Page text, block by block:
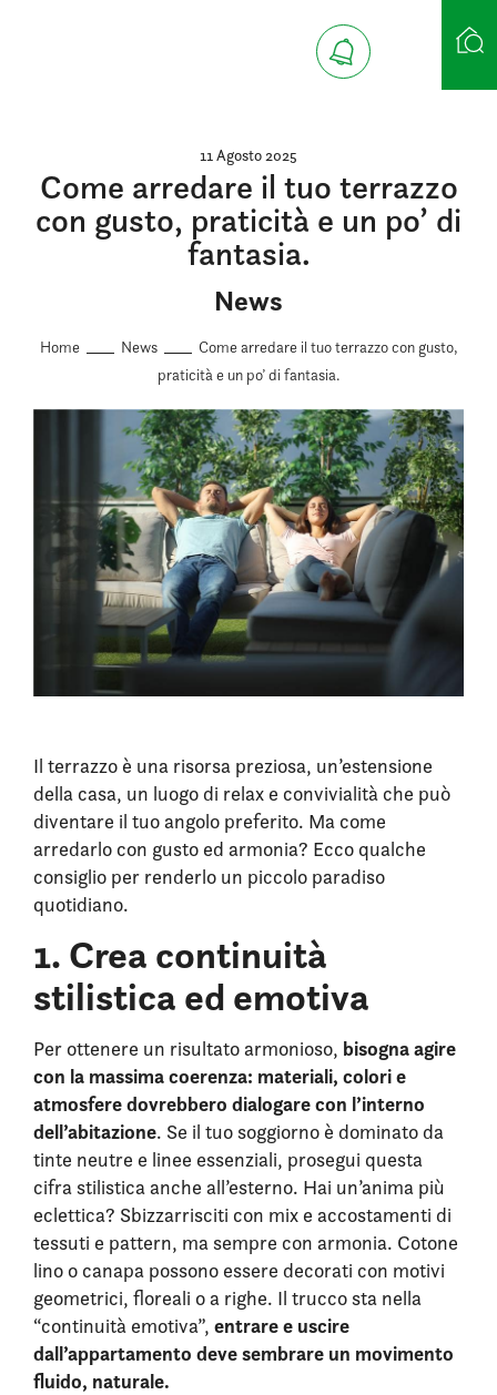
Ricerca case
11 Agosto 2025
Come arredare il tuo terrazzo
con gusto, praticità e un po’ di
fantasia.
News
Home News
Come arredare il tuo terrazzo con gusto,
praticità e un po’ di fantasia.
Il terrazzo è una risorsa preziosa, un’estensione
della casa, un luogo di relax e convivialità che può
diventare il tuo angolo preferito. Ma come
arredarlo con gusto ed armonia? Ecco qualche
consiglio per renderlo un piccolo paradiso
quotidiano.
1. Crea continuità
stilistica ed emotiva
Per ottenere un risultato armonioso, bisogna agire
con la massima coerenza: materiali, colori e
atmosfere dovrebbero dialogare con l’interno
dell’abitazione. Se il tuo soggiorno è dominato da
tinte neutre e linee essenziali, prosegui questa
cifra stilistica anche all’esterno. Hai un’anima più
eclettica? Sbizzarrisciti con mix e accostamenti di
tessuti e pattern, ma sempre con armonia. Cotone
lino o canapa possono essere decorati con motivi
geometrici, floreali o a righe. Il trucco sta nella
“continuità emotiva”, entrare e uscire
dall’appartamento deve sembrare un movimento
fluido, naturale.